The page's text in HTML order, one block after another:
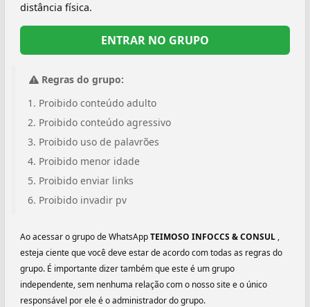
distância física.
ENTRAR NO GRUPO
Regras do grupo:
Proibido conteúdo adulto
Proibido conteúdo agressivo
Proibido uso de palavrões
Proibido menor idade
Proibido enviar links
Proibido invadir pv
Ao acessar o grupo de WhatsAppTEIMOSO INFOCCS & CONSUL ,
esteja ciente que você deve estar de acordo com todas as regras do
grupo. É importante dizer também que este é um grupo
independente, sem nenhuma relação com o nosso site e o único
responsável por ele é o administrador do grupo.